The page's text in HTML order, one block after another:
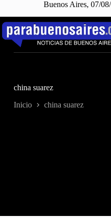
Buenos Aires, 07/
Saltar
contenido
china suarez
Inicio china suarez